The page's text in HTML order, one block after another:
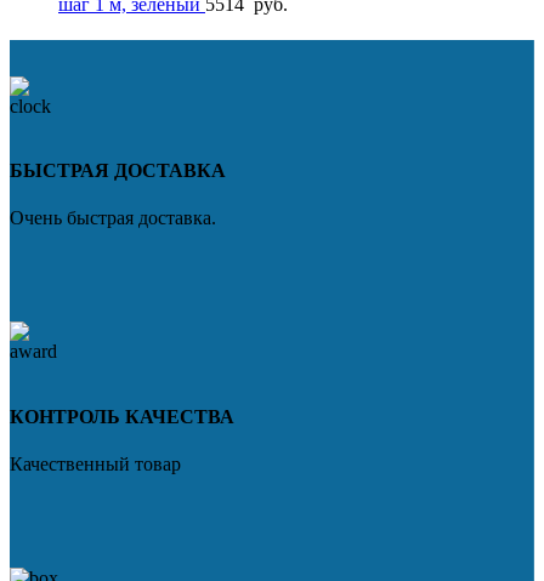
шаг 1 м, зелёный 5514 руб.
БЫСТРАЯ ДОСТАВКА
Очень быстрая доставка.
КОНТРОЛЬ КАЧЕСТВА
Качественный товар